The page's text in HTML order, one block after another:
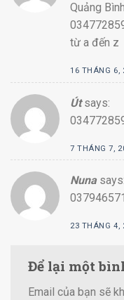
Quảng
từ a đến z
16 THÁNG 6,
Út says:
7 THÁNG 7,
Nuna says:
23 THÁNG 4,
Để lại một
Email của bạn sẽ